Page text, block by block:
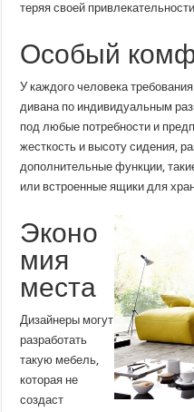
теряя своей
Особый
У каждого человека
дивана по индивидуальным
под любые потребности и
жесткость и высоту сидения,
дополнительные функции,
или встроенные ящики для
Эконо
мия
места
Дизайнеры могут
разработать
такую мебель,
которая не
создаст